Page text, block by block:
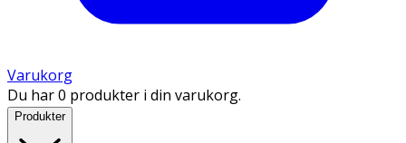
Varukorg
Du har 0 produkter i din varukorg.
Produkter